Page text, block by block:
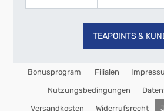
TEAPOINTS &
Bonusprogram Filialen
Nutzungsbedingungen
Versandkosten Widerrufsrecht